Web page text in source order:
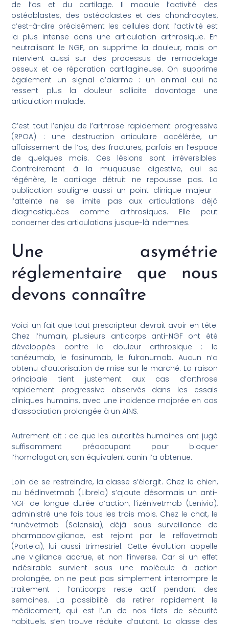
de l’os et du cartilage. Il module l’activité des
ostéoblastes, des ostéoclastes et des chondrocytes,
c’est-à-dire précisément les cellules dont l’activité est
la plus intense dans une articulation arthrosique. En
neutralisant le NGF, on supprime la douleur, mais on
intervient aussi sur des processus de remodelage
osseux et de réparation cartilagineuse. On supprime
également un signal d’alarme : un animal qui ne
ressent plus la douleur sollicite davantage une
articulation malade.
C’est tout l’enjeu de l’arthrose rapidement progressive
(RPOA) : une destruction articulaire accélérée, un
affaissement de l’os, des fractures, parfois en l’espace
de quelques mois. Ces lésions sont irréversibles.
Contrairement à la muqueuse digestive, qui se
régénère, le cartilage détruit ne repousse pas. La
publication souligne aussi un point clinique majeur :
l’atteinte ne se limite pas aux articulations déjà
diagnostiquées comme arthrosiques. Elle peut
concerner des articulations jusque-là indemnes.
Une asymétrie
réglementaire que nous
devons connaître
Voici un fait que tout prescripteur devrait avoir en tête.
Chez l’humain, plusieurs anticorps anti-NGF ont été
développés contre la douleur arthrosique : le
tanézumab, le fasinumab, le fulranumab. Aucun n’a
obtenu d’autorisation de mise sur le marché. La raison
principale tient justement aux cas d’arthrose
rapidement progressive observés dans les essais
cliniques humains, avec une incidence majorée en cas
d’association prolongée à un AINS.
Autrement dit : ce que les autorités humaines ont jugé
suffisamment préoccupant pour bloquer
l’homologation, son équivalent canin l’a obtenue.
Loin de se restreindre, la classe s’élargit. Chez le chien,
au bédinvetmab (Librela) s’ajoute désormais un anti-
NGF de longue durée d’action, l’izénivetmab (Lenivia),
administré une fois tous les trois mois. Chez le chat, le
frunévetmab (Solensia), déjà sous surveillance de
pharmacovigilance, est rejoint par le relfovetmab
(Portela), lui aussi trimestriel. Cette évolution appelle
une vigilance accrue, et non l’inverse. Car si un effet
indésirable survient sous une molécule à action
prolongée, on ne peut pas simplement interrompre le
traitement : l’anticorps reste actif pendant des
semaines. La possibilité de retirer rapidement le
médicament, qui est l’un de nos filets de sécurité
habituels, s’en trouve réduite d’autant. La classe des